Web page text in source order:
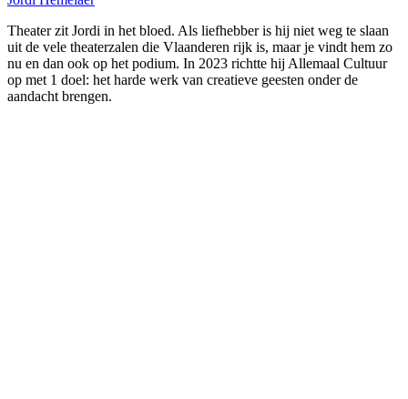
Theater zit Jordi in het bloed. Als liefhebber is hij niet weg te slaan
uit de vele theaterzalen die Vlaanderen rijk is, maar je vindt hem zo
nu en dan ook op het podium. In 2023 richtte hij Allemaal Cultuur
op met 1 doel: het harde werk van creatieve geesten onder de
aandacht brengen.